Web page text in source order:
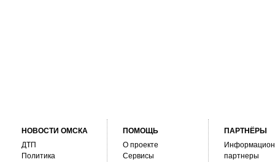
НОВОСТИ ОМСКА
ДТП
Политика
ПОМОЩЬ
О проекте
Сервисы
ПАРТНЁРЫ
партнеры